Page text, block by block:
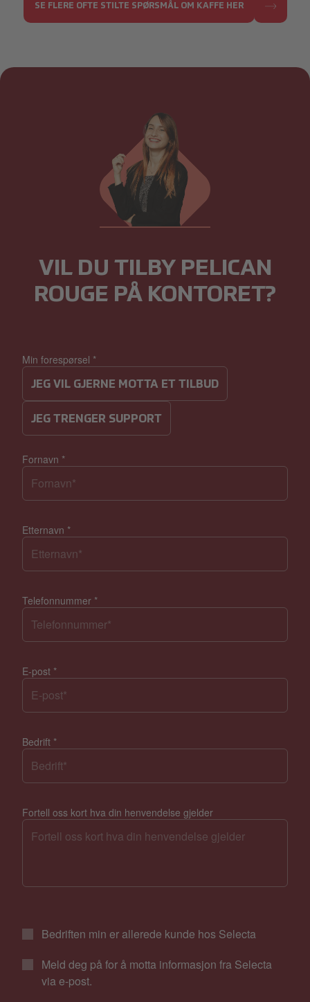
SE FLERE OFTE STILTE SPØRSMÅL OM KAFFE HER
Min forespørsel *
JEG VIL GJERNE MOTTA ET TILBUD
JEG TRENGER SUPPORT
Fornavn *
Etternavn *
Telefonnummer *
E-post *
Bedrift *
Fortell oss kort hva din henvendelse gjelder
Bedriften min er allerede kunde hos Selecta
Meld deg på for å motta informasjon fra Selecta
via e-post.
VIL DU TILBY PELICAN
ROUGE PÅ KONTORET?